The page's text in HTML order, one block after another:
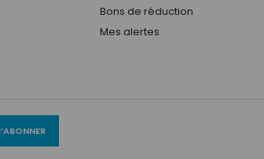
Bons de réduction
Mes alertes